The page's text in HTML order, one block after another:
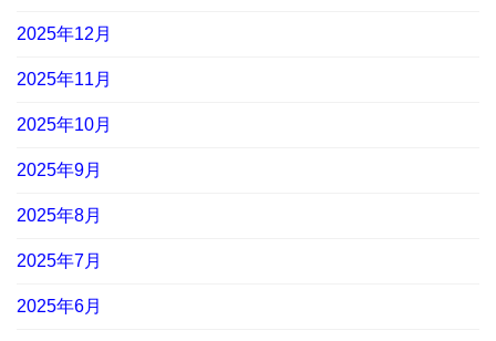
2025年12月
2025年11月
2025年10月
2025年9月
2025年8月
2025年7月
2025年6月